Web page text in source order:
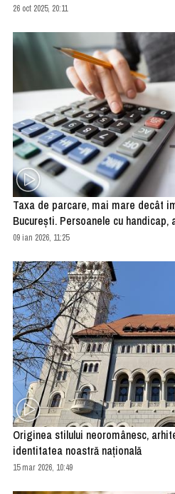
26 oct 2025, 20:11
Taxa de parcare, mai mare decât
Bucureşti. Persoanele cu handicap,
09 ian 2026, 11:25
Originea stilului neoromânesc,
identitatea noastră națională
15 mar 2026, 10:49